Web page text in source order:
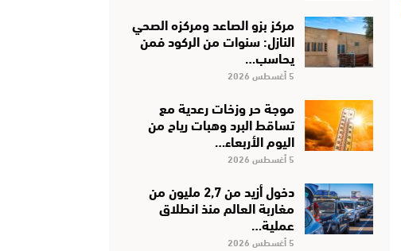
مركز بزو الصاعد ومركزه الصحي
النازل: سنوات من الركود فمن
يحاسب…
5 أغسطس 2026
موجة حر وزخات رعدية مع
تساقط البرد وهبات رياح من
اليوم الأربعاء…
5 أغسطس 2026
دخول أزيد من 2,7 مليون من
مغاربة العالم منذ انطلاق
عملية…
5 أغسطس 2026